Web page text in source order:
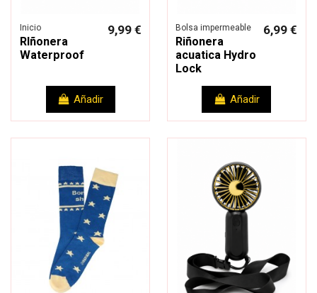
Inicio
RIñonera
Waterproof
9,99 €
Añadir
Bolsa impermeable
Riñonera
acuatica Hydro
Lock
6,99 €
Añadir